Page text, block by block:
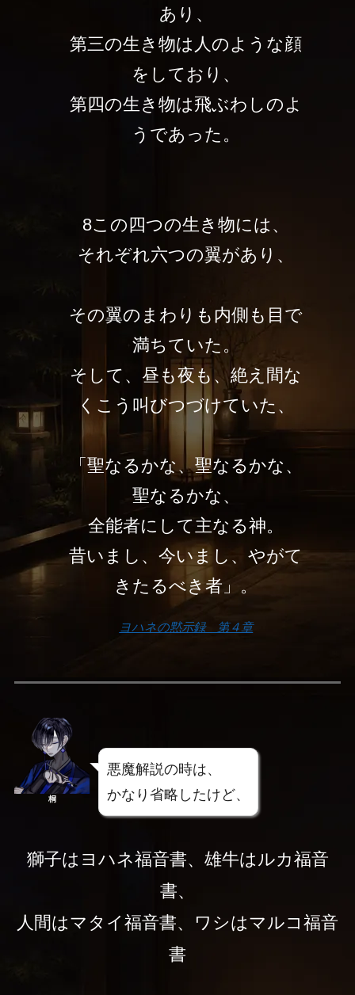
あり、
第三の生き物は人のような顔
をしており、
第四の生き物は飛ぶわしのよ
うであった。
8この四つの生き物には、
それぞれ六つの翼があり、
その翼のまわりも内側も目で
満ちていた。
そして、昼も夜も、絶え間な
くこう叫びつづけていた、
「聖なるかな、聖なるかな、
聖なるかな、
全能者にして主なる神。
昔いまし、今いまし、やがて
きたるべき者」。
ヨハネの黙示録 第４章
桐
悪魔解説の時は、
かなり省略したけど、
獅子はヨハネ福音書、雄牛はルカ福音
書、
人間はマタイ福音書、ワシはマルコ福音
書